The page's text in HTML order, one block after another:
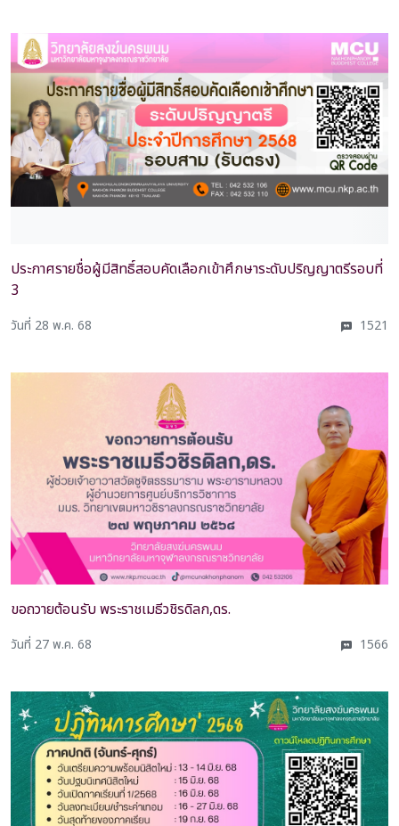
ประกาศรายชื่อผู้มีสิทธิ์สอบคัดเลือกเข้าศึกษาระดับปริญญาตรีรอบที่
3
วันที่ 28 พ.ค. 68 1521
ขอถวายต้อนรับ พระราชเมธีวชิรดิลก,ดร.
วันที่ 27 พ.ค. 68 1566